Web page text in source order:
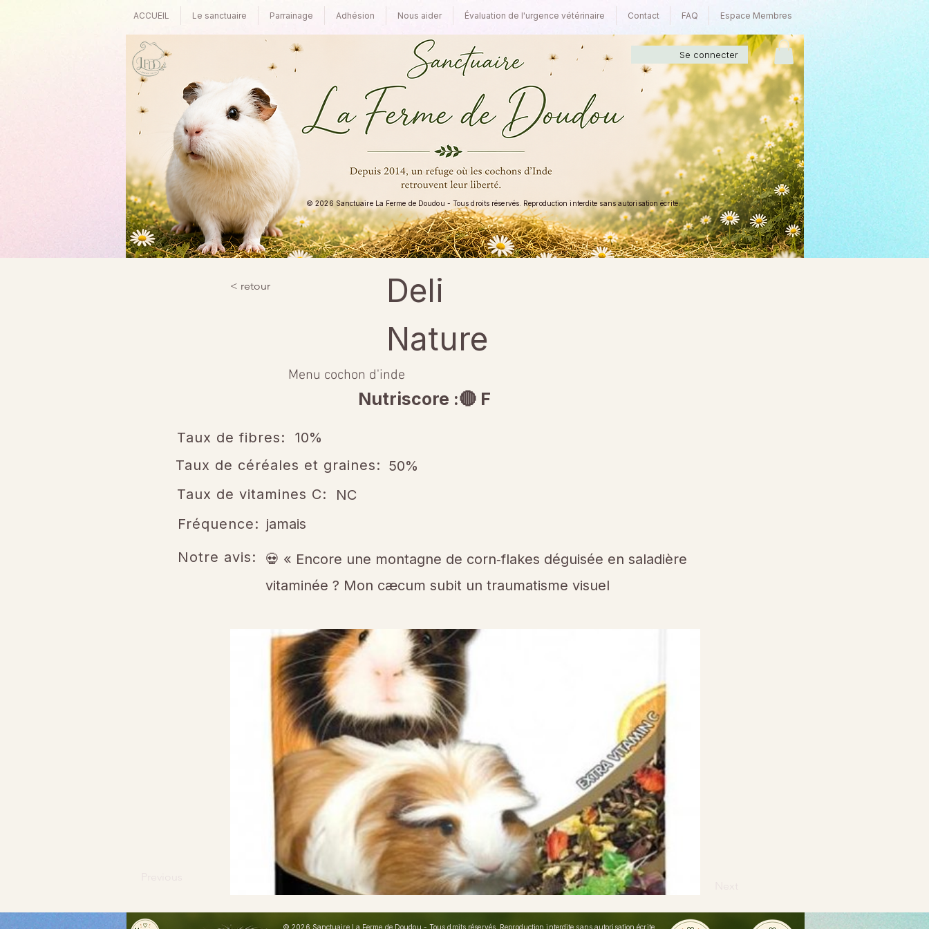
ACCUEIL Le sanctuaire Parrainage Adhésion Nous aider Évaluation de l'urgence vétérinaire Contact FAQ Espace Membres
Se connecter
© 2026 Sanctuaire La Ferme de Doudou - Tous droits réservés. Reproduction interdite sans autorisation écrite.
< retour
Deli
Nature
Menu cochon d'inde
Nutriscore :🔴 F
Taux de fibres:
10%
50%
Taux de céréales et graines:
Taux de vitamines C:
NC
jamais
💀 « Encore une montagne de corn‑flakes déguisée en saladière
vitaminée ? Mon cæcum subit un traumatisme visuel
Fréquence:
Notre avis:
© 2026 Sanctuaire La Ferme de Doudou - Tous droits réservés. Reproduction interdite sans autorisation écrite.